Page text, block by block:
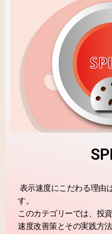
表示速度にこだわる理由
す。
このカテゴリーでは、投
速度改善策とその実践方